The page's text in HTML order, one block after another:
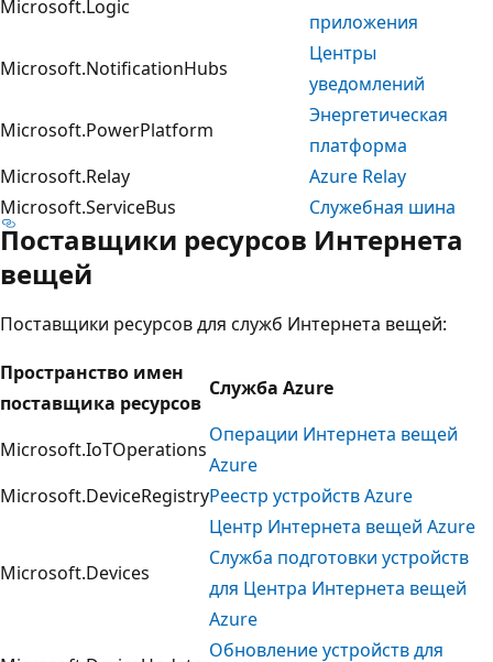
Microsoft.Logic
приложения
Microsoft.NotificationHubs
Центры
уведомлений
Microsoft.PowerPlatform
Энергетическая
платформа
Microsoft.Relay
Azure Relay
Microsoft.ServiceBus
Служебная шина
Поставщики ресурсов Интернета
вещей
Поставщики ресурсов для служб Интернета вещей:
Пространство имен
поставщика ресурсов
Служба Azure
Microsoft.IoTOperations
Операции Интернета вещей
Azure
Microsoft.DeviceRegistryРеестр устройств Azure
Microsoft.Devices
Центр Интернета вещей Azure
Служба подготовки устройств
для Центра Интернета вещей
Azure
Обновление устройств для